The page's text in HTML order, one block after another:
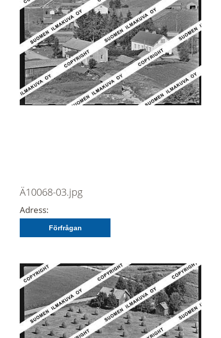
Ä10068-03.jpg
Adress:
Förfrågan